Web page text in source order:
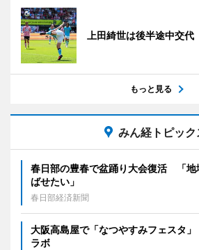
上田綺世は後半途中交
もっと見る
みん経トピック
春日部の豊春で盆踊り大会復活 「地
ばせたい」
春日部経済新聞
大阪高島屋で「なつやすみフェスタ
ラボ